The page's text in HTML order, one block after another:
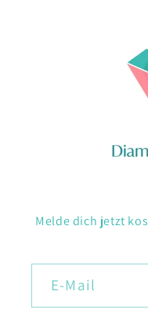
Melde dich jetzt
E-Mail